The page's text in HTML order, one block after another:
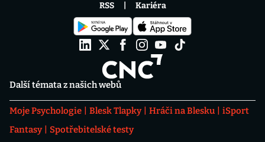
Další témata z našich webů
Moje Psychologie Blesk Tlapky Hráči na Blesku
iSport
Fantasy
Spotřebitelské testy
RSS Kariéra